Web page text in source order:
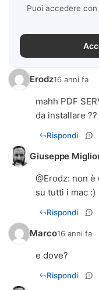
Puoi accedere
Erodz16 anni fa
mahh PDF
da installare
Rispondi
Giuseppe
@Erodz: non è
su tutti i mac :)
Rispondi
Marco16 anni fa
e dove?
Rispondi